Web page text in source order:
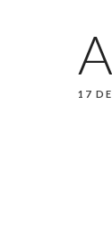
17